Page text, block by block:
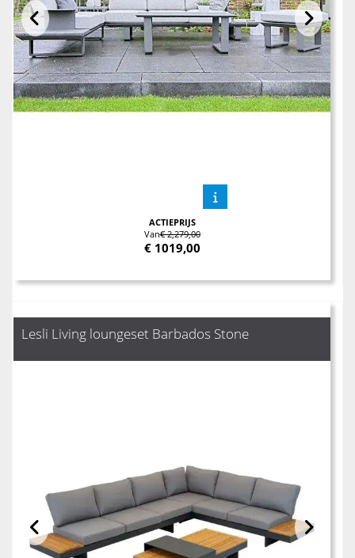
ACTIEPRIJS
Van€ 2,279,00
€ 1019,00
Lesli Living loungeset Barbados Stone